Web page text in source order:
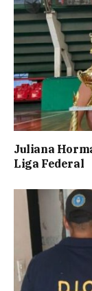
Juliana
Liga Federal